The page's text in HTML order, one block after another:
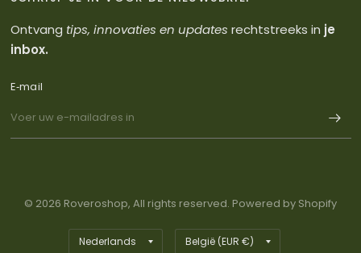
Ontvang tips, innovaties en updates rechtstreeks in je
inbox.
E‑mail
© 2026 Roveroshop, All rights reserved. Powered by Shopify
Land/regio
Land/regio